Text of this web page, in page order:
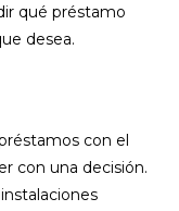
qué préstamo
desea.
con el
con una decisión.